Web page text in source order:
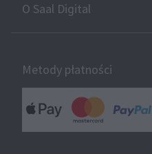
O Saal Digital
Metody płatności